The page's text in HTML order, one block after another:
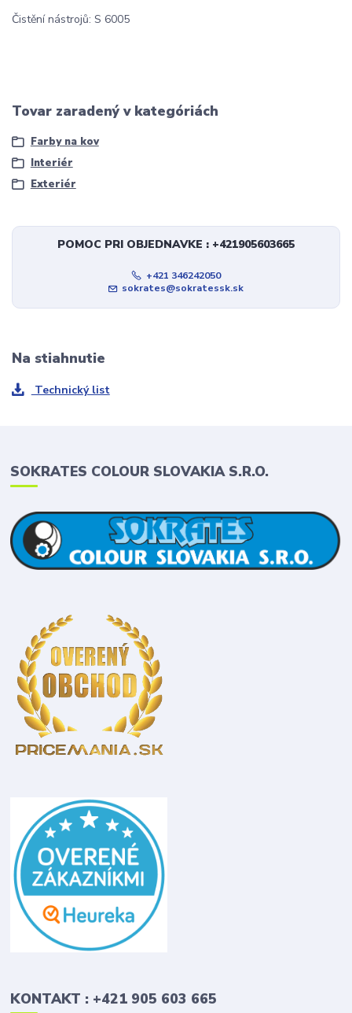
Čistění nástrojů: S 6005
Tovar zaradený v kategóriách
Farby na kov
Interiér
Exteriér
POMOC PRI OBJEDNAVKE : +421905603665
+421 346242050
sokrates@sokratessk.sk
Na stiahnutie
Technický list
SOKRATES COLOUR SLOVAKIA S.R.O.
KONTAKT : +421 905 603 665